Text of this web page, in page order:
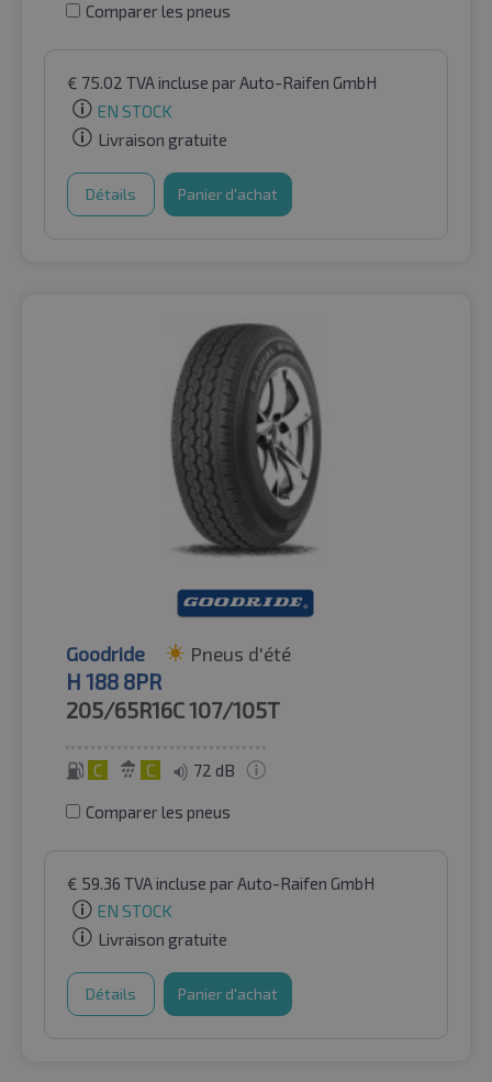
Comparer les pneus
€ 75.02 TVA incluse par Auto-Raifen GmbH
EN STOCK
Livraison gratuite
Détails Panier d'achat
Goodride Pneus d'été
H 188 8PR
205/65R16C107/105T
C C 72 dB
Comparer les pneus
€ 59.36 TVA incluse par Auto-Raifen GmbH
EN STOCK
Livraison gratuite
Détails Panier d'achat